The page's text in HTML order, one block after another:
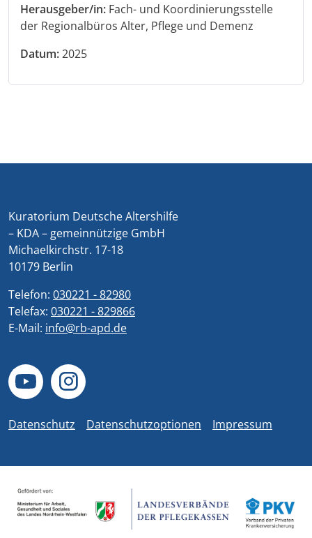
Herausgeber/in: Fach- und Koordinierungsstelle
der Regionalbüros Alter, Pflege und Demenz
Datum:2025
Kuratorium Deutsche Altershilfe
– KDA – gemeinnützige GmbH
Michaelkirchstr. 17-18
10179 Berlin
Telefon: 030221 - 82980
Telefax: 030221 - 829866
E-Mail: info@rb-apd.de
Datenschutz Datenschutzoptionen Impressum